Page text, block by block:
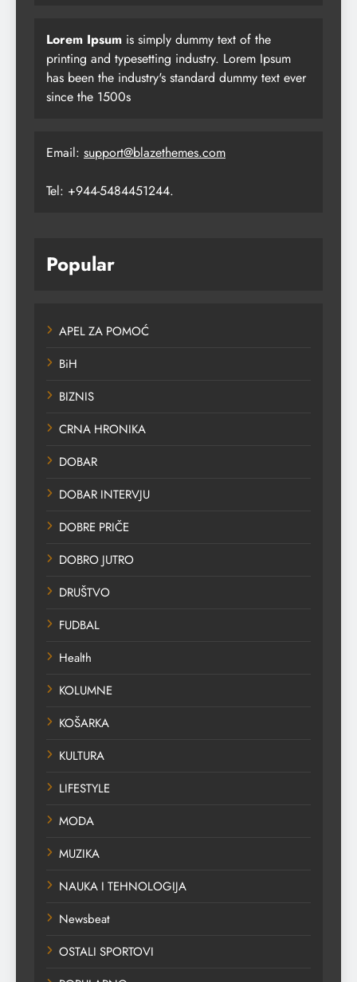
Lorem Ipsum is simply dummy text of the
printing and typesetting industry. Lorem Ipsum
has been the industry's standard dummy text ever
since the 1500s
Email: support@blazethemes.com
Tel: +944-5484451244.
Popular
APEL ZA POMOĆ
BiH
BIZNIS
CRNA HRONIKA
DOBAR
DOBAR INTERVJU
DOBRE PRIČE
DOBRO JUTRO
DRUŠTVO
FUDBAL
Health
KOLUMNE
KOŠARKA
KULTURA
LIFESTYLE
MODA
MUZIKA
NAUKA I TEHNOLOGIJA
Newsbeat
OSTALI SPORTOVI